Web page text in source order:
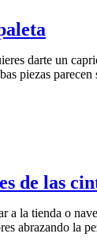
darte un
piezas
de las
la tienda o
abrazando la